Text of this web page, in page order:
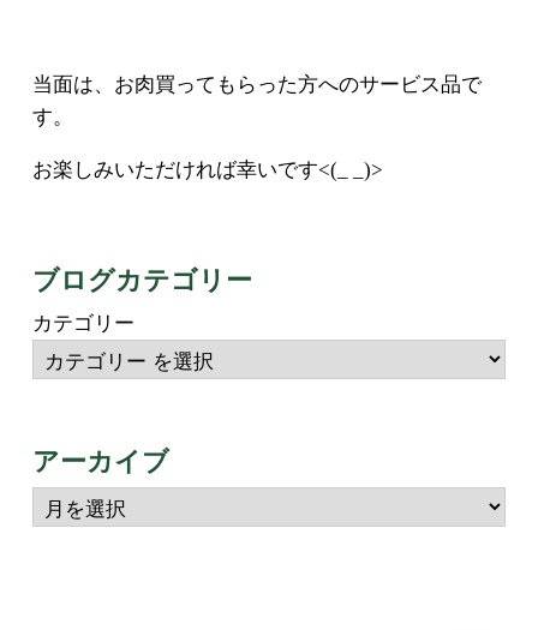
当面は、お肉買ってもらった方へのサービス品で
す。
お楽しみいただければ幸いです<(_ _)>
ブログカテゴリー
カテゴリー
アーカイブ